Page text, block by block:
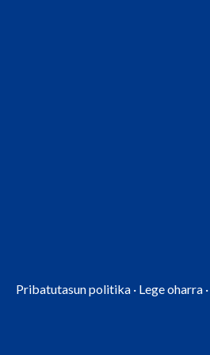
Pribatutasun politika · Lege oharra ·